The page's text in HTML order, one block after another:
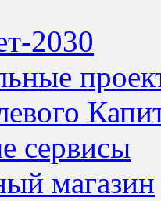
2030
сервисы
магазин